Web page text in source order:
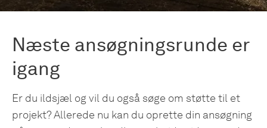
Næste ansøgningsrunde er
igang
Er du ildsjæl og vil du også søge om støtte til et
projekt? Allerede nu kan du oprette din ansøgning